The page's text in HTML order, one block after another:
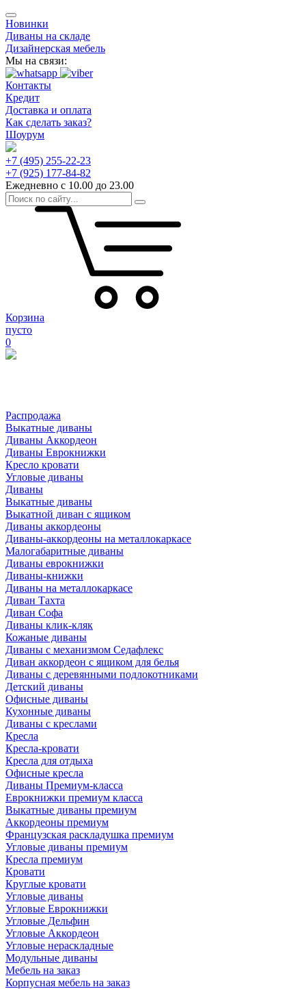
Новинки
Диваны на складе
Дизайнерская мебель
Мы на связи:
Контакты
Кредит
Доставка и оплата
Как сделать заказ?
Шоурум
+7 (495) 255-22-23
+7 (925) 177-84-82
Ежедневно с 10.00 до 23.00
Корзина
пусто
0
Распродажа
Выкатные диваны
Диваны Аккордеон
Диваны Еврокнижки
Кресло кровати
Угловые диваны
Диваны
Выкатные диваны
Выкатной диван с ящиком
Диваны аккордеоны
Диваны-аккордеоны на металлокаркасе
Малогабаритные диваны
Диваны еврокнижки
Диваны-книжки
Диваны на металлокаркасе
Диван Тахта
Диван Софа
Диваны клик-кляк
Кожаные диваны
Диваны с механизмом Седафлекс
Диван аккордеон с ящиком для белья
Диваны с деревянными подлокотниками
Детский диваны
Офисные диваны
Кухонные диваны
Диваны с креслами
Кресла
Кресла-кровати
Кресла для отдыха
Офисные кресла
Диваны Премиум-класса
Еврокнижки премиум класса
Выкатные диваны премиум
Аккордеоны премиум
Французская раскладушка премиум
Угловые диваны премиум
Кресла премиум
Кровати
Круглые кровати
Угловые диваны
Угловые Еврокнижки
Угловые Дельфин
Угловые Аккордеон
Угловые нераскладные
Модульные диваны
Мебель на заказ
Корпусная мебель на заказ